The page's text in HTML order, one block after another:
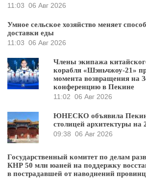
11:03 06 Авг 2026
Умное сельское хозяйство меняет
доставки еды
11:03 06 Авг 2026
Члены экипажа
корабля «Шэньчжоу-21»
момента возвращения на
конференцию в Пекине
11:02 06 Авг 2026
ЮНЕСКО объявила
столицей архитектуры на
09:38 06 Авг 2026
Государственный комитет по делам
КНР 50 млн юаней на поддержку
в пострадавшей от наводнений